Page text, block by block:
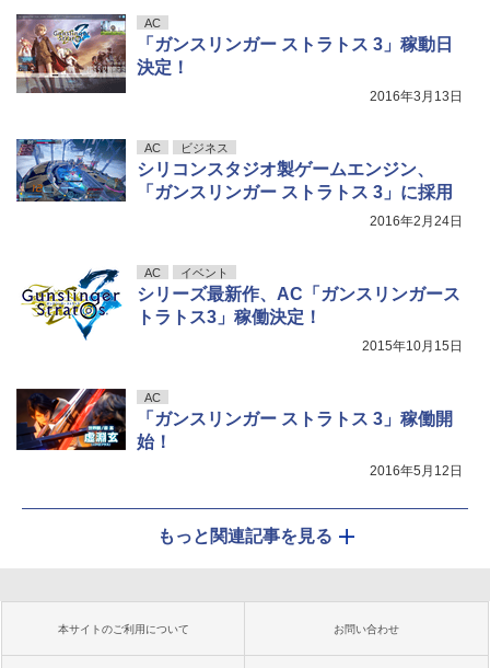
AC
「ガンスリンガー ストラトス 3」稼動日
決定！
2016年3月13日
AC ビジネス
シリコンスタジオ製ゲームエンジン、
「ガンスリンガー ストラトス 3」に採用
2016年2月24日
AC イベント
シリーズ最新作、AC「ガンスリンガース
トラトス3」稼働決定！
2015年10月15日
AC
「ガンスリンガー ストラトス 3」稼働開
始！
2016年5月12日
もっと関連記事を見る
本サイトのご利用について お問い合わせ